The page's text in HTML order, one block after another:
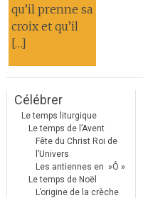
qu’il prenne sa
croix et qu’il
[…]
Célébrer
Le temps liturgique
Le temps de l’Avent
Fête du Christ Roi de
l’Univers
Les antiennes en »Ô »
Le temps de Noël
L’origine de la crèche